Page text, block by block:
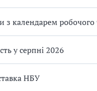
з календарем робочого
у серпні 2026
НБУ